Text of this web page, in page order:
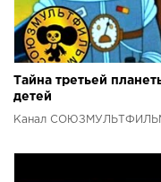
Тайна третьей
детей
Канал